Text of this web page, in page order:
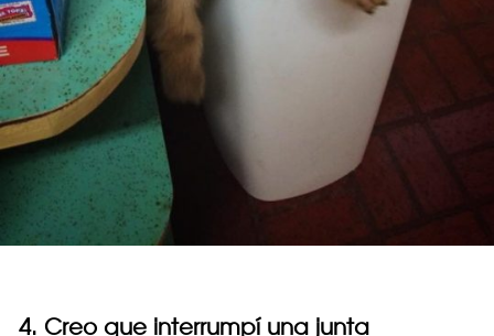
4. Creo que interrumpí una junta